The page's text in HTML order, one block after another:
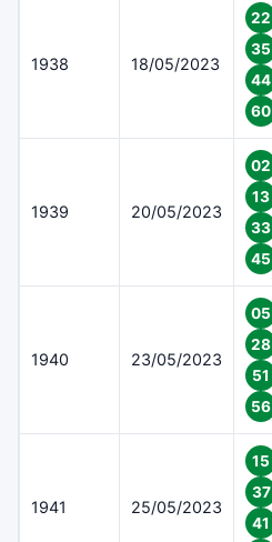
1938 18/05/2023
22
35
44
60
1939 20/05/2023
02
13
33
45
1940 23/05/2023
05
28
51
56
1941 25/05/2023
15
37
41